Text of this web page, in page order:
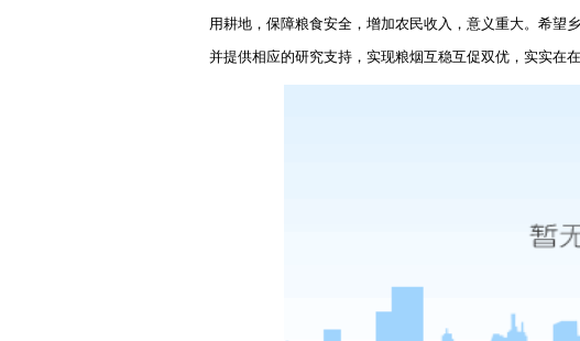
用耕地，保障粮食安全，增加农民收入，意义重大。希望
并提供相应的研究支持，实现粮烟互稳互促双优，实实在在